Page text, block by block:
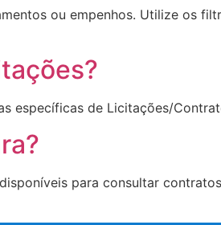
ou empenhos. Utilize os
específicas de Licitações/
para consultar